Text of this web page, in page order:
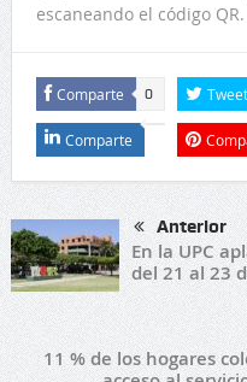
escaneando el código QR.
Comparte 0 Tweet
Comparte
Anterior
En la UPC
del 21 al 23
11 % de los hogares